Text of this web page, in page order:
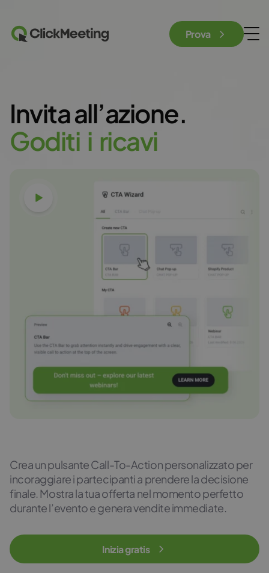
Prova
Guarda il video
Crea un pulsante Call-To-Action personalizzato per
incoraggiare i partecipanti a prendere la decisione
finale. Mostra la tua offerta nel momento perfetto
durante l’evento e genera vendite immediate.
Inizia gratis
Invita all’azione.
Goditi i ricavi